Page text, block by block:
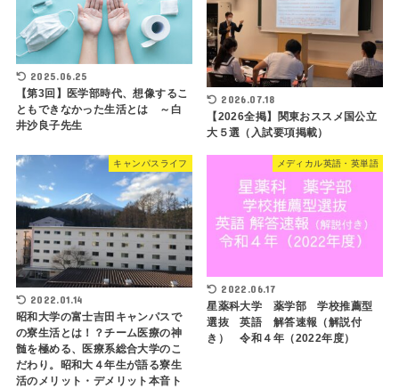
2025.06.25
【第3回】医学部時代、想像するこ
ともできなかった生活とは ～白
井沙良子先生
2026.07.18
【2026全掲】関東おススメ国公立
大５選（入試要項掲載）
キャンパスライフ
2022.01.14
昭和大学の富士吉田キャンパスで
の寮生活とは！？チーム医療の神
髄を極める、医療系総合大学のこ
だわり。昭和大４年生が語る寮生
活のメリット・デメリット本音ト
メディカル英語・英単語
2022.06.17
星薬科大学 薬学部 学校推薦型
選抜 英語 解答速報（解説付
き） 令和４年（2022年度）